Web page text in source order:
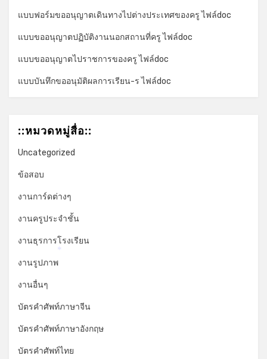
แบบฟอร์มขออนุญาตเดินทางไปต่างประเทศของครู ไฟล์doc
แบบขออนุญาตปฏิบัติงานนอกสถานที่ครู ไฟล์doc
แบบขออนุญาตไปราชการของครู ไฟล์doc
แบบบันทึกขออนุมัติผลการเรียน-ร ไฟล์doc
::หมวดหมู่สื่อ::
Uncategorized
ข้อสอบ
งานการ์ดต่างๆ
งานครูประจำชั้น
งานธุรการโรงเรียน
งานรูปภาพ
งานอื่นๆ
บัตรคำศัพท์ภาษาจีน
บัตรคำศัพท์ภาษาอังกฤษ
บัตรคำศัพท์ไทย
*